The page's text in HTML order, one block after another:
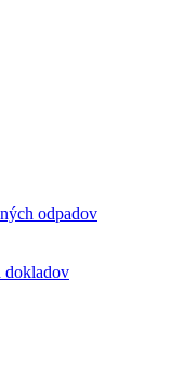
odpadov
dokladov